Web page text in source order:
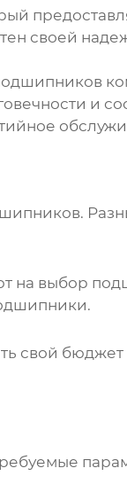
своей
и
.
на выбор
свой